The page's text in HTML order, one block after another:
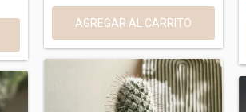
AGREGAR AL CARRITO